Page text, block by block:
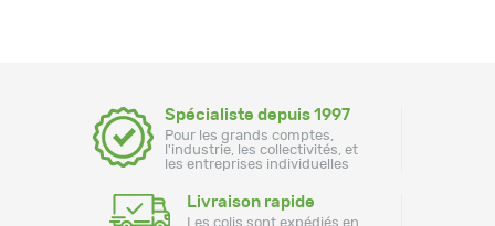
Spécialiste depuis 1997
Pour les grands comptes,
l'industrie, les collectivités, et
les entreprises individuelles
Livraison rapide
Les colis sont expédiés en